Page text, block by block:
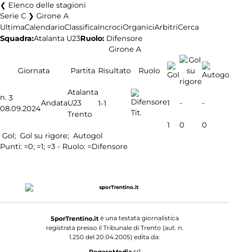
Elenco delle stagioni
Serie C ❯ Girone A
UltimaCalendarioClassificaIncrociOrganiciArbitriCerca
Squadra:Atalanta U23Ruolo: Difensore
Girone A
Giornata Partita Risultato Ruolo
n. 3
08.09.2024
Andata
Atalanta
U23
Trento
1-1
Tit.
1 - -
1 0
0
Gol; Gol su rigore; Autogol
Punti: =0; =1; =3 - Ruolo: =Difensore
SporTrentino.itè una testata giornalistica
registrata presso il Tribunale di Trento (aut. n.
1.250 del 20.04.2005) edita da: